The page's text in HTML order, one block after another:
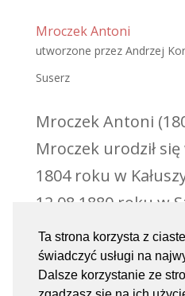
Ta strona korzysta z
świadczyć usługi na
Dalsze korzystanie ze
Mroczek Antoni
utworzone przez Andrzej
Suserz
Mroczek Antoni
Mroczek urodził
1804 roku w
12.08.1880 roku w
Kościelnym.
reformackiego w
Kościelnym.